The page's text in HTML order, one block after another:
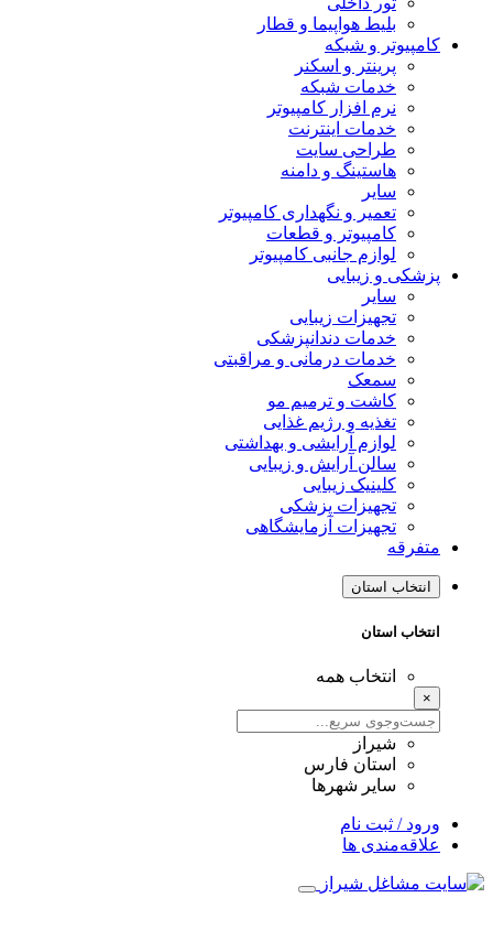
بلیط هواپیما و قطار
کامپیوتر و شبکه
پرینتر و اسکنر
خدمات شبکه
نرم افزار کامپیوتر
خدمات اینترنت
طراحی سایت
هاستینگ و دامنه
سایر
تعمیر و نگهداری کامپیوتر
کامپیوتر و قطعات
لوازم جانبی کامپیوتر
پزشکی و زیبایی
سایر
تجهیزات زیبایی
خدمات دندانپزشکی
خدمات درمانی و مراقبتی
سمعک
کاشت و ترمیم مو
تغذیه و رژیم غذایی
لوازم آرایشی و بهداشتی
سالن آرایش و زیبایی
کلینیک زیبایی
تجهیزات پزشکی
تجهیزات آزمایشگاهی
متفرقه
انتخاب استان
انتخاب استان
انتخاب همه
×
شیراز
استان فارس
سایر شهرها
ورود / ثبت نام
علاقه‌مندی ها